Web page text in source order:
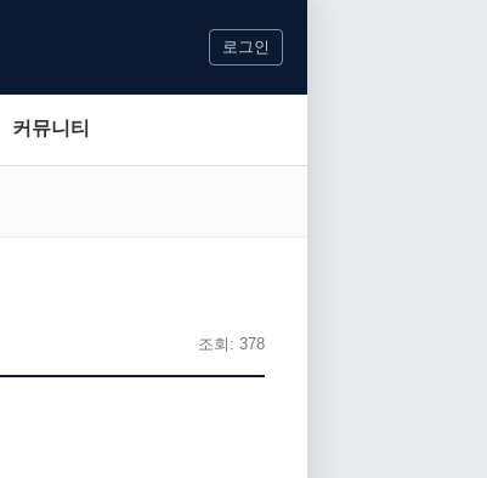
로그인
커뮤니티
조회: 378